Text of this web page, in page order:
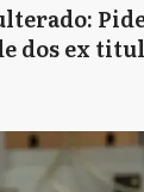
dos ex